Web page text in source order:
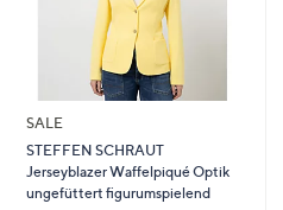
SALE
STEFFEN SCHRAUT
Jerseyblazer Waffelpiqué Optik
ungefüttert figurumspielend